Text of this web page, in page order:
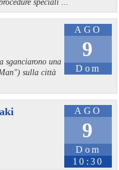
AGO
9
Dom
sganciarono una
sulla città
AGO
9
Dom
10:30